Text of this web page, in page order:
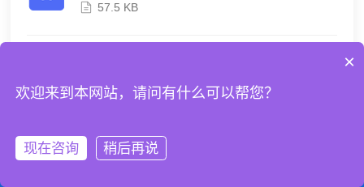
57.5 KB
69.5 KB
出差旅费清单
×
欢迎来到本网站，请问有什么可以帮您？
现在咨询 稍后再说